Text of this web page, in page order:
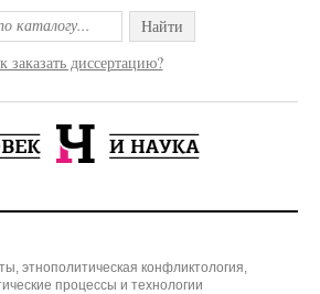
Найти
заказать диссертацию?
этнополитическая конфликтология,
процессы и технологии